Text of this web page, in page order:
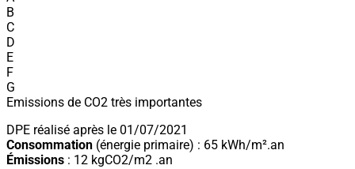
B
C
D
E
F
G
Emissions de CO2 très importantes
DPE réalisé après le 01/07/2021
Consommation (énergie primaire) : 65 kWh/m².an
Émissions : 12 kgCO2/m2 .an